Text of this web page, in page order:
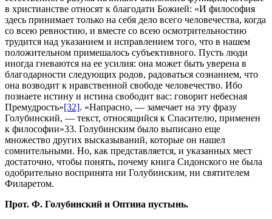
в христианстве относят к благодати Божией: «И философия
здесь принимает только на себя дело всего человечества, когда
со всею ревностию, и вместе со всею осмотрительностию
трудится над указанием и исправлением того, что в нашем
положительном примешалось субъективного. Пусть люди
иногда гневаются на ее усилия: она может быть уверена в
благодарности следующих родов, радоваться сознанием, что
она возводит к нравственной свободе человечество. Ибо
познаете истину и истина свободит вас: говорит небесная
Премудрость»[32]. «Напрасно, — замечает на эту фразу
Голубинский, — текст, относящийся к Спасителю, применен
к философии»33. Голубинским было выписано еще
множество других высказываний, которые он нашел
сомнительными. Но, как представляется, и указанных мест
достаточно, чтобы понять, почему книга Сидонского не была
одобрительно воспринята ни Голубинским, ни святителем
Филаретом.
Прот. Ф. Голубинский и Оптина пустынь.